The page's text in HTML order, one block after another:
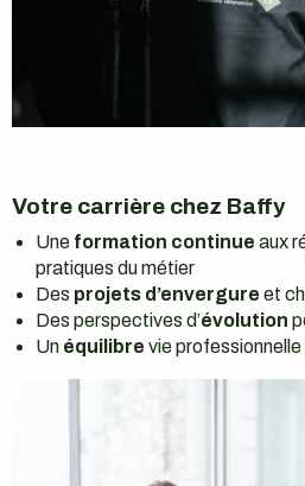
Votre carrière chez Baffy
Une formation continue aux
pratiques du métier
Des projets d’envergure et
Des perspectives d’évolution
Un équilibre vie